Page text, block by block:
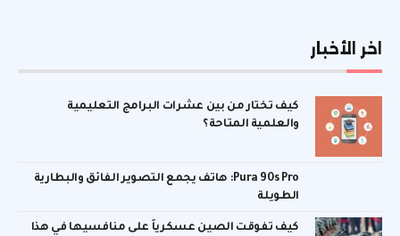
اخر الأخبار
كيف تختار من بين عشرات البرامج التعليمية
والعلمية المتاحة؟
Pura 90s Pro: هاتف يجمع التصوير الفائق والبطارية
الطويلة
كيف تفوقت الصين عسكرياً على منافسيها في هذا